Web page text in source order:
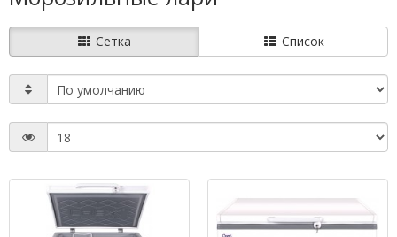
Сетка Список